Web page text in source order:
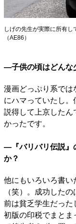
しげの先生が実際に所有し
（AE86）
―子供の頃はどんな
漫画どっぷり系では
にハマっていたし
説得して上京したん
かったです。
―『バリバリ伝説』
か？
他にもいろいろ書い
（笑）。成功した
前は貧乏学生だった
初版の印税でまとま